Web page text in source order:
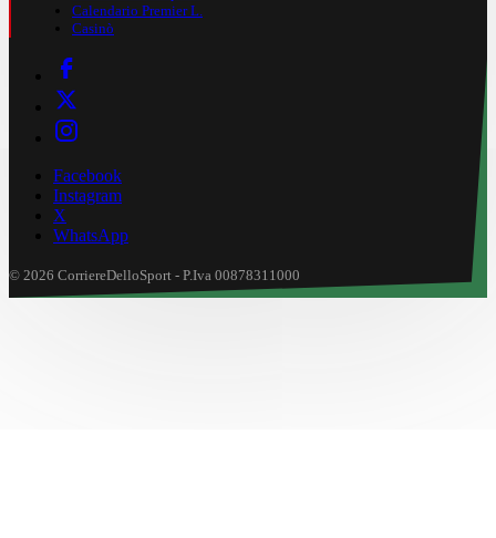
Calendario Premier L.
Casinò
Facebook
Instagram
X
WhatsApp
© 2026 CorriereDelloSport - P.Iva 00878311000